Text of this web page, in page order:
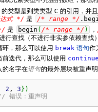
的类型是到类类型C 的引用，并
式 */ 是 /* range */ .
是 begin ( /* range */ ) ，
行查找（不进行非实参依赖查找
环，那么可以使用 break 语句作
前迭代，那么可以使用
的名字在语句的最外层块被重声
2 , 3 } )
错误：重声明